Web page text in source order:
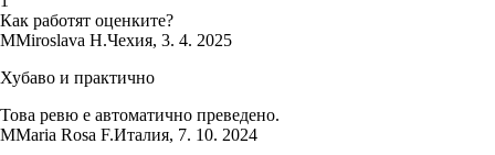
Как работят оценките?
MMiroslava H.Чехия, 3. 4. 2025
Хубаво и практично
Това ревю е автоматично преведено.
MMaria Rosa F.Италия, 7. 10. 2024